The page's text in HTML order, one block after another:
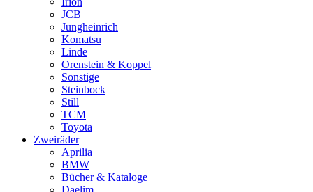
JCB
Jungheinrich
Komatsu
Linde
Orenstein & Koppel
Sonstige
Steinbock
Still
TCM
Toyota
Zweiräder
Aprilia
BMW
Bücher & Kataloge
Daelim